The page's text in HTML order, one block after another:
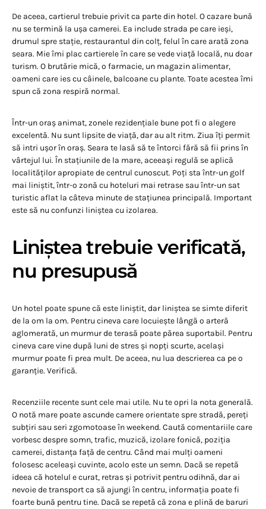
De aceea, cartierul trebuie privit ca parte din hotel. O cazare bună
nu se termină la ușa camerei. Ea include strada pe care ieși,
drumul spre stație, restaurantul din colț, felul în care arată zona
seara. Mie îmi plac cartierele în care se vede viață locală, nu doar
turism. O brutărie mică, o farmacie, un magazin alimentar,
oameni care ies cu câinele, balcoane cu plante. Toate acestea îmi
spun că zona respiră normal.
Într-un oraș animat, zonele rezidențiale bune pot fi o alegere
excelentă. Nu sunt lipsite de viață, dar au alt ritm. Ziua îți permit
să intri ușor în oraș. Seara te lasă să te întorci fără să fii prins în
vârtejul lui. În stațiunile de la mare, aceeași regulă se aplică
localităților apropiate de centrul cunoscut. Poți sta într-un golf
mai liniștit, într-o zonă cu hoteluri mai retrase sau într-un sat
turistic aflat la câteva minute de stațiunea principală. Important
este să nu confunzi liniștea cu izolarea.
Liniștea trebuie verificată,
nu presupusă
Un hotel poate spune că este liniștit, dar liniștea se simte diferit
de la om la om. Pentru cineva care locuiește lângă o arteră
aglomerată, un murmur de terasă poate părea suportabil. Pentru
cineva care vine după luni de stres și nopți scurte, același
murmur poate fi prea mult. De aceea, nu lua descrierea ca pe o
garanție. Verifică.
Recenziile recente sunt cele mai utile. Nu te opri la nota generală.
O notă mare poate ascunde camere orientate spre stradă, pereți
subțiri sau seri zgomotoase în weekend. Caută comentariile care
vorbesc despre somn, trafic, muzică, izolare fonică, poziția
camerei, distanța față de centru. Când mai mulți oameni
folosesc aceleași cuvinte, acolo este un semn. Dacă se repetă
ideea că hotelul e curat, retras și potrivit pentru odihnă, dar ai
nevoie de transport ca să ajungi în centru, informația poate fi
foarte bună pentru tine. Dacă se repetă că zona e plină de baruri